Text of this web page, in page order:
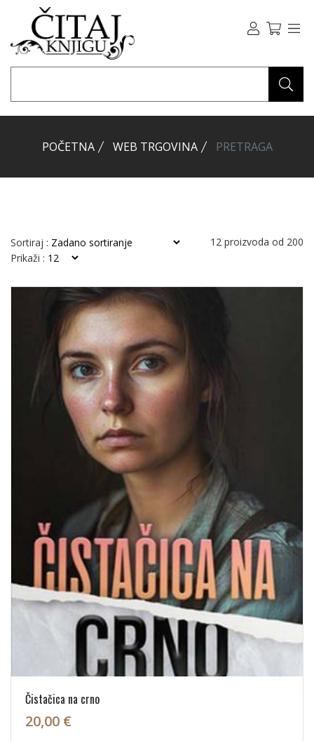
POČETNA WEB TRGOVINA PRETRAGA
Sortiraj : 12 proizvoda od 200
Prikaži :
Čistačica na crno
20,00 €